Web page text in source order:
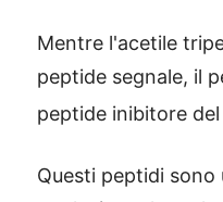
Mentre l'acetile
peptide segnale, il
peptide inibitore
Questi peptidi